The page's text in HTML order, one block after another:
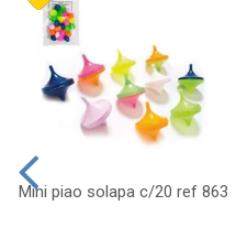
Mini piao solapa c/20 ref 863